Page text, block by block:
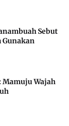
Sebut
Gunakan
Mamuju Wajah